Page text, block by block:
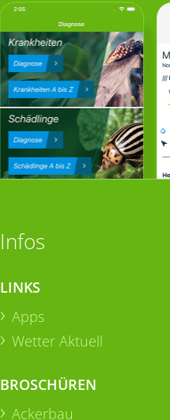
Infos
LINKS
Apps
Wetter Aktuell
BROSCHÜREN
Ackerbau